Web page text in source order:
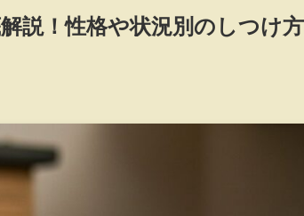
説！性格や状況別のしつけ